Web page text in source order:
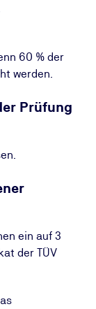
60 % der
werden.
Prüfung
ein auf 3
der TÜV